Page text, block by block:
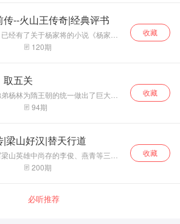
浒后传》、《说岳后传》、《永庆
林传2部聚英山》、《残唐》、《封
游记》、《五代十家将》、《聊
《薛雷传》等作品。 【主播简
子。1978年任吉林省梨树县曲协主
中央人民广播电台、四平电台、营
台主持录制评书。九十年代在中央
台电视台做受邀解说。2005年任营
协主席。2009年任营口评书学会常务
带书《水浒之征四寇》、活口评书
、短篇评书《隋唐传说》等作品。
混儿最为彪悍，都是一些不服官府管
本专辑以晚清末期天津有名的“大
王金波等人为故事主线，重现津门传
事结尾，随着故事的两大主人公——
市；王金波出仕为官，“混会儿”们的
龙老师把当时天津独有的特色-混混
妙惟肖，让你仿佛身处天津茶馆之
好茶，站在萧飒的市井街巷，睥睨
物的惨淡人生，感受到人间冷暖、
传--火山王传奇|经典评书
经有了关于杨家将的小说《杨家将
家府演义》，又随着后世的 传颂，
越来越多，有着一套杨家将九代英
说最传奇的人物，还是杨家第一代的
虽然知道杨衮的 人远远没有知道杨
虎的人多，但他的故事才是最精彩
艺，杨家 的家风都是由他所传。
120期
收藏
取五关
杨林为隋王朝的统一做出了巨大贡
强，勇敢保国，及时在隋朝将要灭
最后一搏，被称为隋朝第八条好
94期
收藏
|梁山好汉|替天行道
山英雄中尚存的李俊、燕青等三十
起义，由反抗贪官污吏，转为反抗
惩治祸国通敌的奸臣、叛将，最后
上，描绘梁山旧日英雄招安后的经
受压迫奋起反抗的故事具有“侠义精
200期
收藏
必听推荐